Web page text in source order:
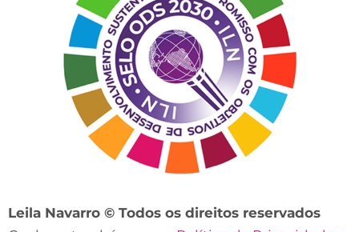
Leila Navarro © Todos os direitos reservados